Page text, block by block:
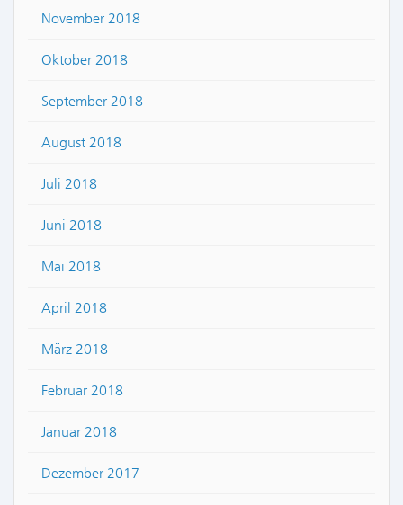
November 2018
Oktober 2018
September 2018
August 2018
Juli 2018
Juni 2018
Mai 2018
April 2018
März 2018
Februar 2018
Januar 2018
Dezember 2017